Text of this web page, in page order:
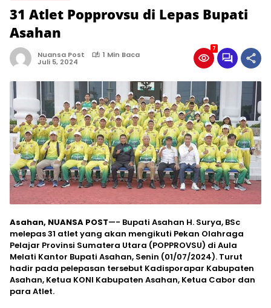
31 Atlet Popprovsu di Lepas Bupati
Asahan
Nuansa Post 1 Min Baca
Juli 5, 2024
7
Asahan, NUANSA POST—- Bupati Asahan H. Surya, BSc
melepas 31 atlet yang akan mengikuti Pekan Olahraga
Pelajar Provinsi Sumatera Utara (POPPROVSU) di Aula
Melati Kantor Bupati Asahan, Senin (01/07/2024). Turut
hadir pada pelepasan tersebut Kadisporapar Kabupaten
Asahan, Ketua KONI Kabupaten Asahan, Ketua Cabor dan
para Atlet.